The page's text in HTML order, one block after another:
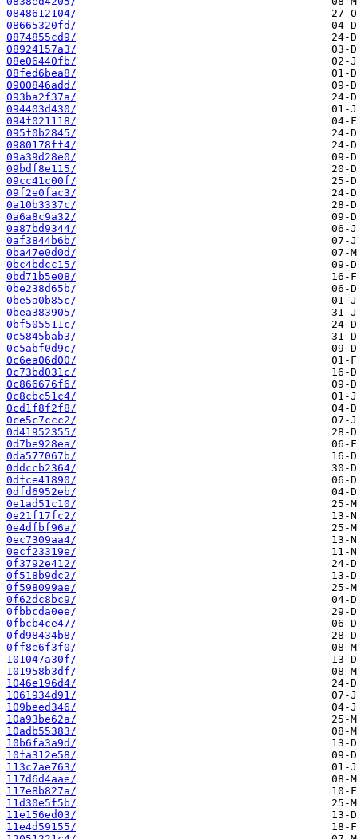
0848612104/
08665320fd/
0874855cd9/
08924157a3/
08e06440fb/
08fed6bea8/
0900846add/
093ba2f37a/
094403d430/
094f021118/
095f0b2845/
0980178ff4/
09a39d28e0/
09bdf8e115/
09cc41c00f/
09f2e0fac3/
0a10b3337c/
0a6a8c9a32/
0a87bd9344/
0af3844b6b/
0ba47e0d0d/
0bc4bdcc15/
0bd71b5e08/
0be238d65b/
0be5a0b85c/
0bea383905/
0bf505511c/
0c5845bab3/
0c5abf0d9c/
0c6ea06d00/
0c73bd031c/
0c866676f6/
0c8cbc51c4/
0cd1f8f2f8/
0ce5c7ccc2/
0d41952355/
0d7be928ea/
0da577067b/
0ddccb2364/
0dfce41890/
0dfd6952eb/
0e1ad51c10/
0e21f17fc2/
0e4dfbf96a/
0ec7309aa4/
0ecf23319e/
0f3792e412/
0f518b9dc2/
0f598099ae/
0f62dc8bc9/
0fbbcda0ee/
0fbcb4ce47/
0fd98434b8/
0ff8e6f3f0/
101047a30f/
101958b3df/
1046e196d4/
1061934d91/
109beed346/
10a93be62a/
10adb55383/
10b6fa3a9d/
10fa312e58/
113c7ae763/
117d6d4aae/
117e8b827a/
11d30e5f5b/
11e156ed03/
11e4d59155/